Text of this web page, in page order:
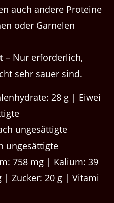
auch andere Proteine
oder Garnelen
– Nur erforderlich,
sehr sauer sind.
28 g | Eiwei
ungesättigte
ungesättigte
758 mg | Kalium: 39
| Zucker: 20 g | Vitami